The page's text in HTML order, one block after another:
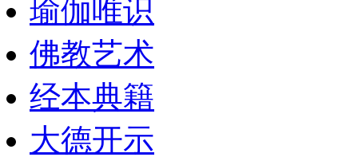
瑜伽唯识
佛教艺术
经本典籍
大德开示